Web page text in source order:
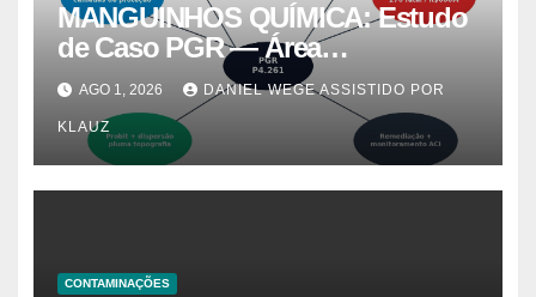
MANGUINHOS QUÍMICA: Estudo
de Caso PGR — Área
Contaminada Prioridade A em
Campinas (CETESB P4.261)
AGO 1, 2026 DANIEL WEGE ASSISTIDO POR
KLAUZ
CONTAMINAÇÕES